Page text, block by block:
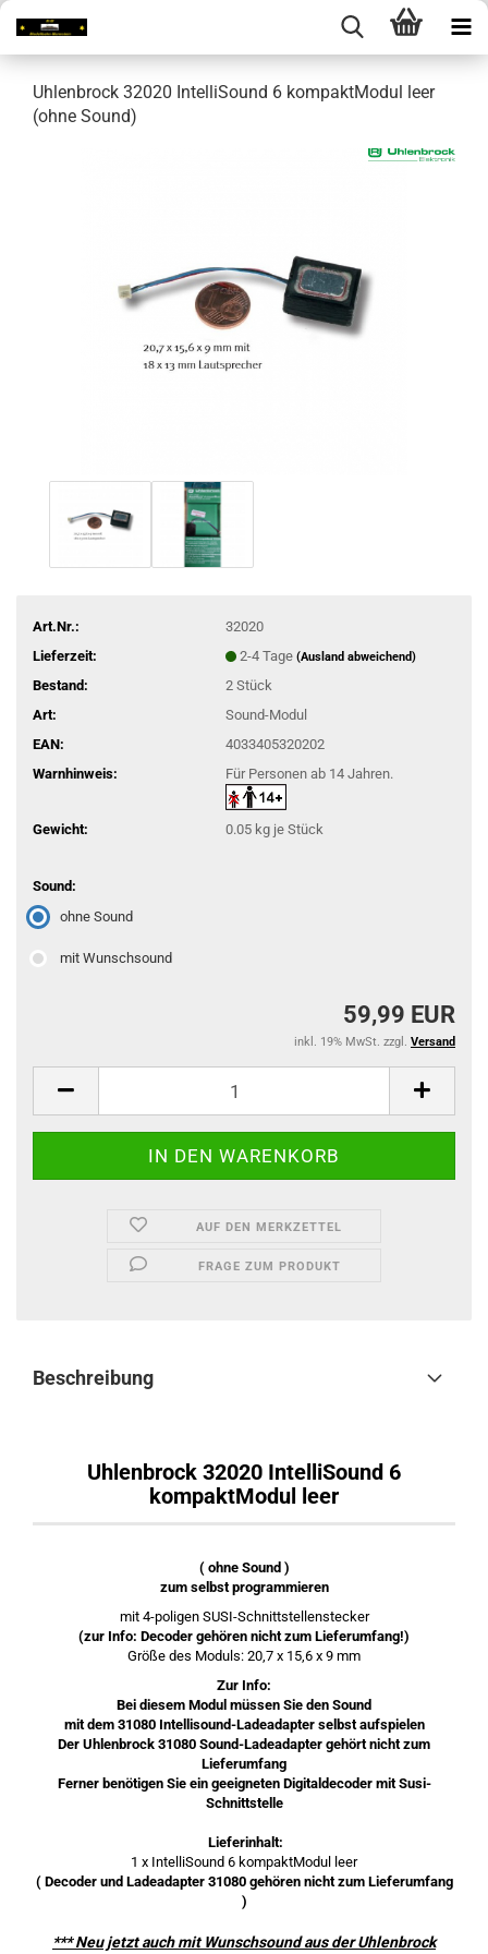
Uhlenbrock 32020 IntelliSound 6 kompaktModul leer
(ohne Sound)
Art.Nr.:
32020
Lieferzeit:
2-4 Tage (Ausland abweichend)
Bestand: 2 Stück
Art:
Sound-Modul
EAN:
4033405320202
Warnhinweis:
Für Personen ab 14 Jahren.
Gewicht: 0.05kg je Stück
Sound:
ohne Sound
mit Wunschsound
59,99 EUR
inkl. 19% MwSt. zzgl. Versand
AUF DEN MERKZETTEL
FRAGE ZUM PRODUKT
Beschreibung
Uhlenbrock 32020 IntelliSound 6
kompaktModul leer
( ohne Sound )
zum selbst programmieren
mit 4-poligen SUSI-Schnittstellenstecker
(zur Info: Decoder gehören nicht zum Lieferumfang!)
Größe des Moduls: 20,7 x 15,6 x 9 mm
Zur Info:
Bei diesem Modul müssen Sie den Sound
mit dem 31080 Intellisound-Ladeadapter selbst aufspielen
Der Uhlenbrock 31080 Sound-Ladeadapter gehört nicht zum
Lieferumfang
Ferner benötigen Sie ein geeigneten Digitaldecoder mit Susi-
Schnittstelle
Lieferinhalt:
1 x IntelliSound 6 kompaktModul leer
( Decoder und Ladeadapter 31080 gehören nicht zum Lieferumfang
)
*** Neu jetzt auch mit Wunschsound aus der Uhlenbrock